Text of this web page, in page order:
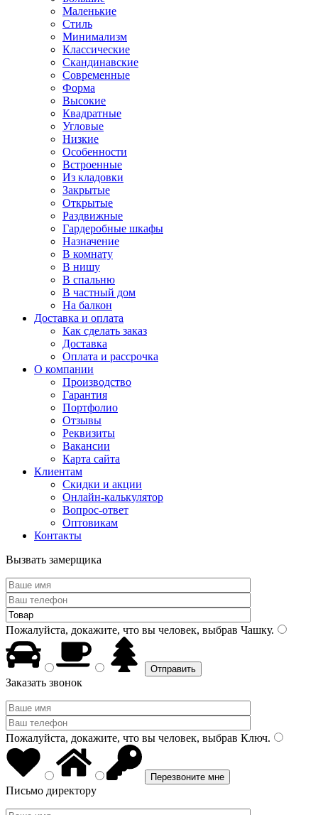
Маленькие
Стиль
Минимализм
Классические
Скандинавские
Современные
Форма
Высокие
Квадратные
Угловые
Низкие
Особенности
Встроенные
Из кладовки
Закрытые
Открытые
Раздвижные
Гардеробные шкафы
Назначение
В комнату
В нишу
В спальню
В частный дом
На балкон
Доставка и оплата
Как сделать заказ
Доставка
Оплата и рассрочка
О компании
Производство
Гарантия
Портфолио
Отзывы
Реквизиты
Вакансии
Карта сайта
Клиентам
Скидки и акции
Онлайн-калькулятор
Вопрос-ответ
Оптовикам
Контакты
Вызвать замерщика
Пожалуйста, докажите, что вы человек, выбрав Чашку.
Заказать звонок
Пожалуйста, докажите, что вы человек, выбрав Ключ.
Письмо директору